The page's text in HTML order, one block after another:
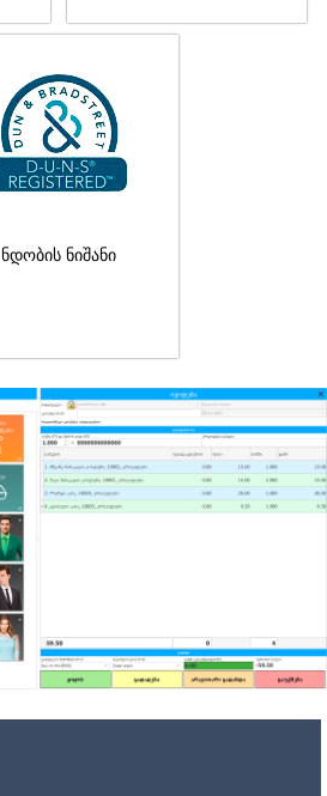
ნდობის ნიშანი